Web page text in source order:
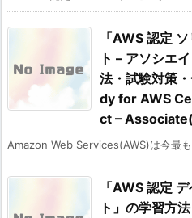
「AWS 認定
ト – アソシエ
法・試験対策
dy for AWS
ct –
Amazon Web Services(AWS)は今最
「AWS 認定
ト」の学習方